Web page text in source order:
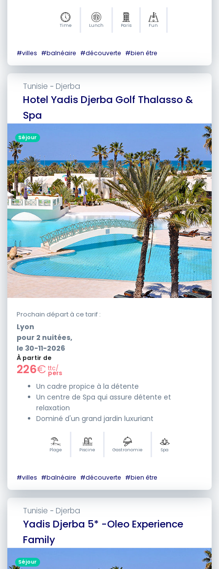
Time Lunch Paris Fun
#villes #balnéaire #découverte #bien être
Hotel Yadis Djerba Golf Thalasso &
Spa
Tunisie - Djerba
Séjour
Prochain départ à ce tarif :
Lyon
pour 2 nuitées,
le 30-11-2026
À partir de
226€ ttc/
pers
Un cadre propice à la détente
Un centre de Spa qui assure détente et
relaxation
Dominé d'un grand jardin luxuriant
Plage Piscine Gastronomie Spa
#villes #balnéaire #découverte #bien être
Yadis Djerba 5* -Oleo Experience
Family
Tunisie - Djerba
Séjour